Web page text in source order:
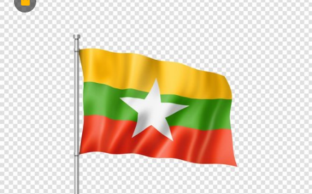
Premium